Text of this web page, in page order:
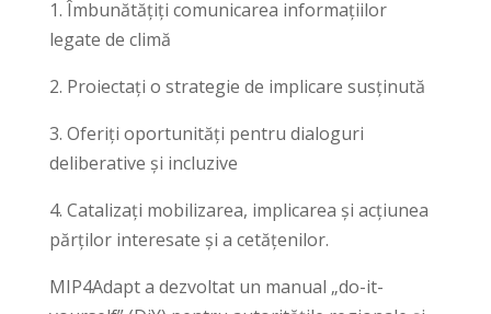
1. Îmbunătățiți comunicarea informațiilor
legate de climă
2. Proiectați o strategie de implicare susținută
3. Oferiți oportunități pentru dialoguri
deliberative și incluzive
4. Catalizați mobilizarea, implicarea și acțiunea
părților interesate și a cetățenilor.
MIP4Adapt a dezvoltat un manual „do-it-